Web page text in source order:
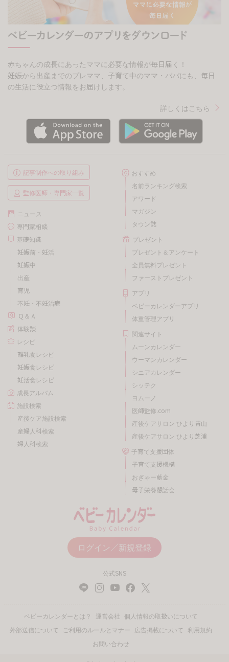
赤ちゃんの成長にあったママに必要な情報が毎日届く！
妊娠から出産までのプレママ、子育て中のママ・パパにも、毎日
の生活に役立つ情報をお届けします。
詳しくはこちら
記事制作への取り組み
監修医師・専門家一覧
ニュース
専門家相談
基礎知識
妊娠前・妊活
妊娠中
出産
育児
不妊・不妊治療
Ｑ＆Ａ
体験談
レシピ
離乳食レシピ
妊娠食レシピ
妊活食レシピ
成長アルバム
施設検索
産後ケア施設検索
産婦人科検索
婦人科検索
おすすめ
名前ランキング検索
アワード
マガジン
タウン誌
プレゼント
プレゼント＆アンケート
全員無料プレゼント
ファーストプレゼント
アプリ
ベビーカレンダーアプリ
体重管理アプリ
関連サイト
ムーンカレンダー
ウーマンカレンダー
シニアカレンダー
シッテク
ヨムーノ
医師監修.com
産後ケアサロン ひより青山
産後ケアサロン ひより芝浦
子育て支援団体
子育て支援機構
おぎゃー献金
母子栄養懇話会
ログイン／新規登録
公式SNS
ベビーカレンダーとは？ 運営会社 個人情報の取扱いについて
外部送信について
ご利用のルールとマナー 広告掲載について
利用規約
お問い合わせ